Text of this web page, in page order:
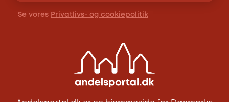
Se vores Privatlivs- og cookiepolitik